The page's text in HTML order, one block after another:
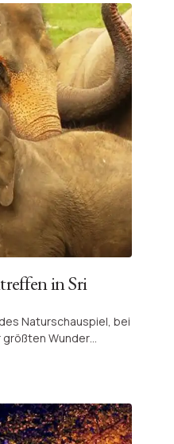
in Sri
Naturschauspiel, bei
größten Wunder
Energie der